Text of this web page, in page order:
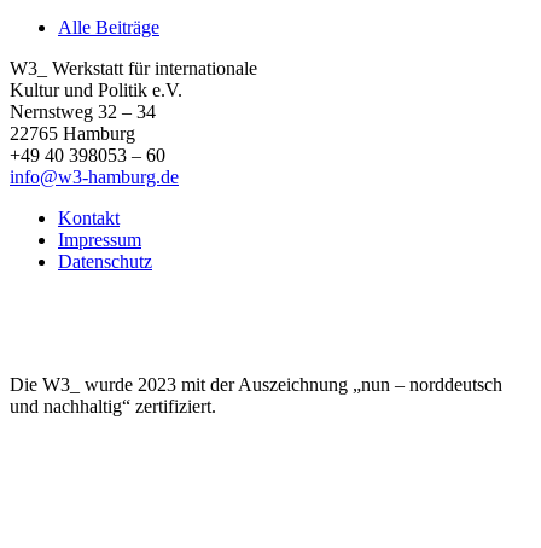
Alle Beiträge
W3_ Werkstatt für internationale
Kultur und Politik e.V.
Nernstweg 32 – 34
22765 Hamburg
+49 40 398053 – 60
info@w3-hamburg.de
Kontakt
Impressum
Datenschutz
Die W3_ wurde 2023 mit der Auszeichnung „nun – norddeutsch
und nachhaltig“ zertifiziert.